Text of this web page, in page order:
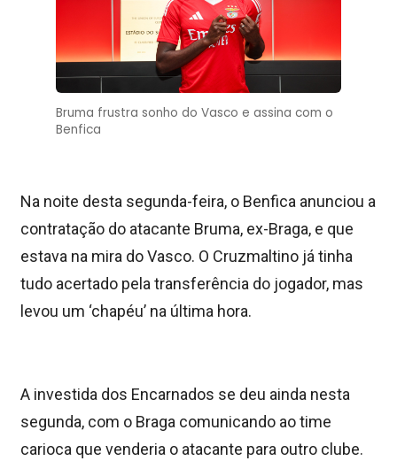
Bruma frustra sonho do Vasco e assina com o
Benfica
Na noite desta segunda-feira, o Benfica anunciou a
contratação do atacante Bruma, ex-Braga, e que
estava na mira do Vasco. O Cruzmaltino já tinha
tudo acertado pela transferência do jogador, mas
levou um ‘chapéu’ na última hora.
A investida dos Encarnados se deu ainda nesta
segunda, com o Braga comunicando ao time
carioca que venderia o atacante para outro clube.